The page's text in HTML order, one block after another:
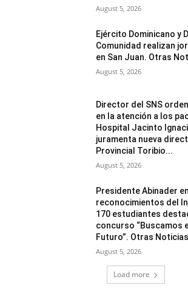
August 5, 2026
Ejército Dominicano y
Comunidad realizan
en San Juan. Otras
August 5, 2026
Director del SNS
en la atención a los
Hospital Jacinto
juramenta nueva
Provincial Toribio...
August 5, 2026
Presidente Abinader
reconocimientos del
170 estudiantes
concurso “Buscamos
Futuro”. Otras
August 5, 2026
Load more